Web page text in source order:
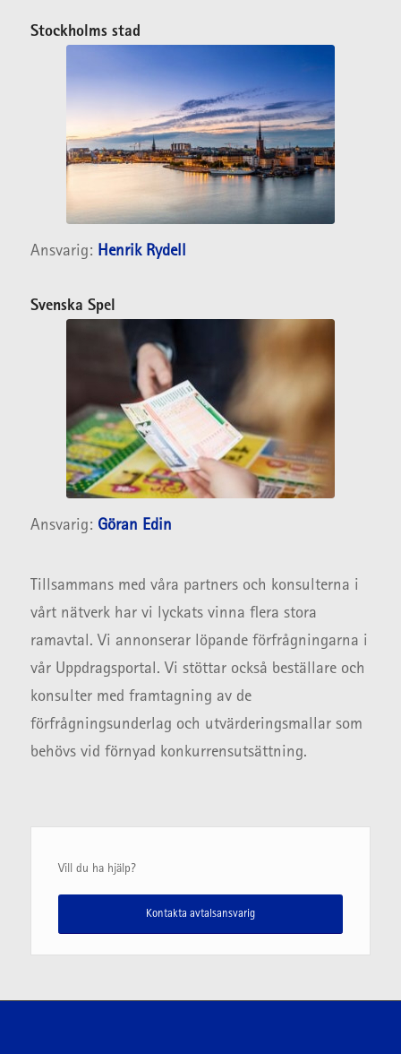
Stockholms stad
Ansvarig: Henrik Rydell
Svenska Spel
Ansvarig: Göran Edin
Tillsammans med våra partners och konsulterna i
vårt nätverk har vi lyckats vinna flera stora
ramavtal. Vi annonserar löpande förfrågningarna i
vår Uppdragsportal. Vi stöttar också beställare och
konsulter med framtagning av de
förfrågningsunderlag och utvärderingsmallar som
behövs vid förnyad konkurrensutsättning.
Vill du ha hjälp?
Kontakta avtalsansvarig